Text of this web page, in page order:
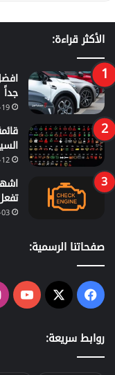
الأكثر قراءة:
جداً
صفحاتنا الرسمية:
فيسبوك
‫X
روابط سريعة: